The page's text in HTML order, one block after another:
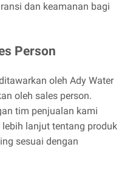
dan keamanan bagi
Person
oleh Ady Water
oleh sales person.
tim penjualan kami
lanjut tentang produk
sesuai dengan